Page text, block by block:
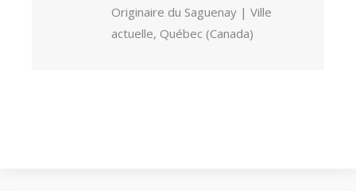
Originaire du Saguenay | Ville
actuelle, Québec (Canada)